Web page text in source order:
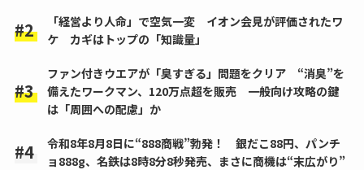
「経営より人命」で空気一変 イオン会見が評価されたワ
ケ カギはトップの「知識量」
ファン付きウエアが「臭すぎる」問題をクリア “消臭”を
備えたワークマン、120万点超を販売 一般向け攻略の鍵
は「周囲への配慮」か
令和8年8月8日に“888商戦”勃発！ 銀だこ88円、パンチ
ョ888g、名鉄は8時8分8秒発売、まさに商機は“末広がり”